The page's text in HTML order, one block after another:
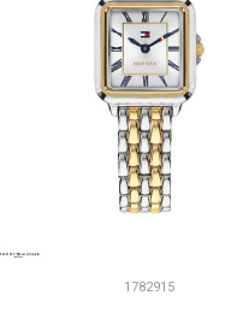
1782915